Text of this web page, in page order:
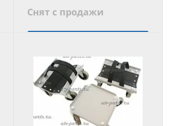
Снят с продажи